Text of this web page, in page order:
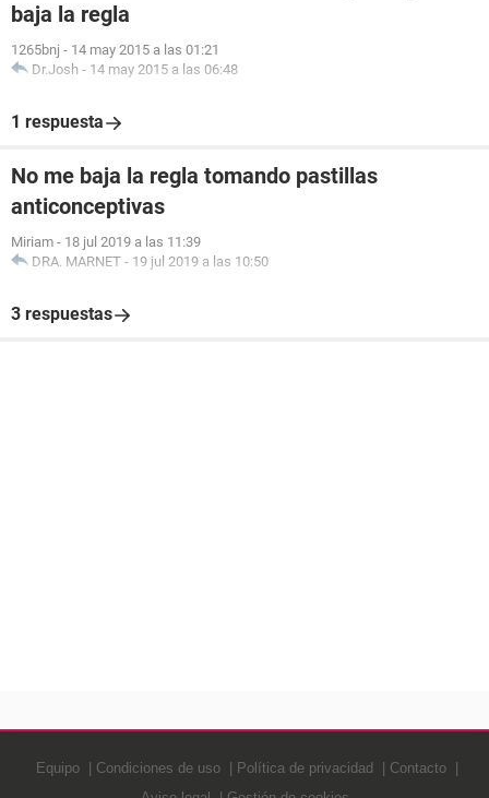
baja la regla
1265bnj - 14 may 2015 a las 01:21
Dr.Josh - 14 may 2015 a las 06:48
1 respuesta
No me baja la regla tomando pastillas
anticonceptivas
Miriam - 18 jul 2019 a las 11:39
DRA. MARNET - 19 jul 2019 a las 10:50
3 respuestas
Equipo Condiciones de uso Política de privacidad
Contacto